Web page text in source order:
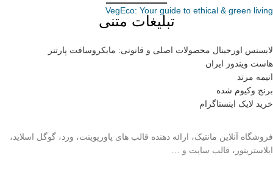
VegEco: Your guide to ethical & green living
تبلیغات متنی
لایسنس اورجینال محصولات اصلی و قانونی: مایکروسافت پارتنر
هاست ویندوز ایران
انیمه مرتد
برنج وکیوم شده
خرید لایک اینستاگرام
فروشگاه آنلاین مانتیک، ارائه دهنده قالب های پاورپوینت، ورد، گوگل اسلاید،
ایلاستریتور، قالب سایت و …